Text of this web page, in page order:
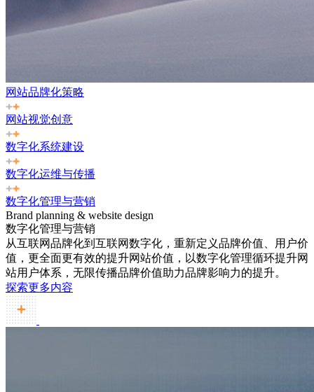
网站品牌化策略
网站视觉创意
数字化系统建设
数字化运维与传播
数字化管理与营销
Brand planning & website design
数字化管理与营销
从互联网品牌化到互联网数字化，重新定义品牌价值、用户价
值，更全面更有效的提升网站价值，以数字化管理循环提升网
站用户体系，无限传播品牌价值助力品牌影响力的提升。
探索更多内容